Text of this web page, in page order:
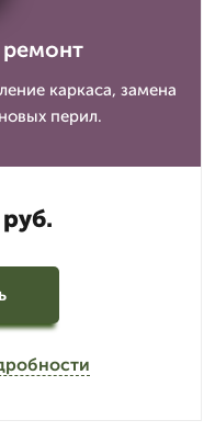
каркаса, замена
перил.